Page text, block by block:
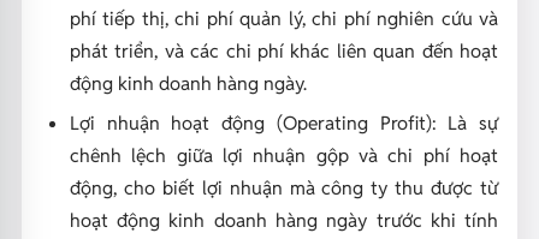
phí tiếp thị, chi phí quản lý, chi phí nghiên cứu và
phát triển, và các chi phí khác liên quan đến hoạt
động kinh doanh hàng ngày.
Lợi nhuận hoạt động (Operating Profit): Là sự
chênh lệch giữa lợi nhuận gộp và chi phí hoạt
động, cho biết lợi nhuận mà công ty thu được từ
hoạt động kinh doanh hàng ngày trước khi tính